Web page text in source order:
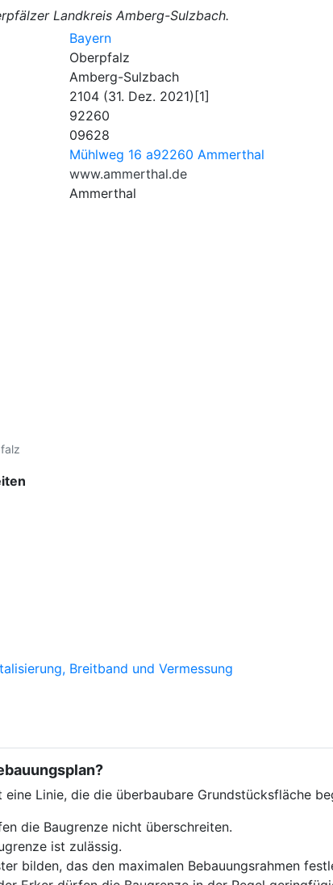
Landkreis Amberg-Sulzbach.
Bayern
Oberpfalz
Amberg-Sulzbach
2104 (31. Dez. 2021)[1]
92260
09628
Mühlweg 16 a92260 Ammerthal
www.ammerthal.de
Ammerthal
Breitband und Vermessung
eine Linie, die die überbaubare Grundstücksfläche
die Baugrenze nicht überschreiten.
ist zulässig.
bilden, das den maximalen Bebauungsrahmen